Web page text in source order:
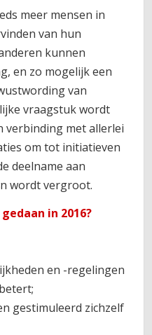
meer mensen in
van hun
kunnen
en zo mogelijk een
van
vraagstuk wordt
verbinding met allerlei
om tot initiatieven
deelname aan
wordt vergroot.
in 2016?
en -regelingen
gestimuleerd zichzelf